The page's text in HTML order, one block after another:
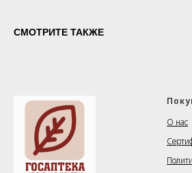
СМОТРИТЕ ТАКЖЕ
О нас